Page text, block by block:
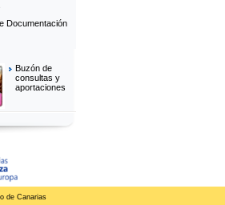
Documentación
Buzón de
consultas y
aportaciones
de Canarias